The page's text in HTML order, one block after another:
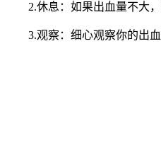
2.休息：如果出血量不大，
3.观察：细心观察你的出血